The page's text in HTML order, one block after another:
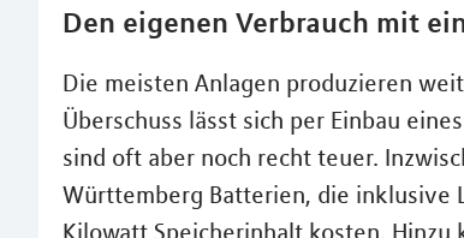
Den eigenen Verbrauch mit
Die meisten Anlagen produzieren
Überschuss lässt sich per Einbau
sind oft aber noch recht teuer.
Württemberg Batterien, die inklusive
Kilowatt Speicherinhalt kosten.